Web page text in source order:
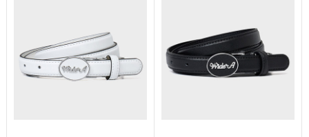
消費滿 $2000 享免運
Happy Father's Day